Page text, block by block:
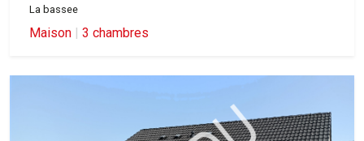
La bassee
Maison | 3 chambres